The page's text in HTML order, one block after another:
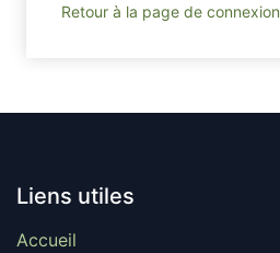
Retour à la page de connexion
Liens utiles
Accueil